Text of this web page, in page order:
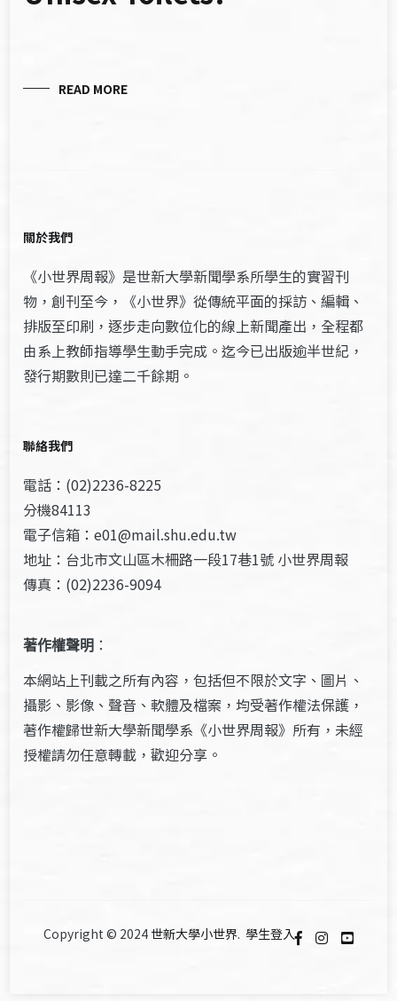
READ MORE
關於我們
《小世界周報》是世新大學新聞學系所學生的實習刊
物，創刊至今，《小世界》從傳統平面的採訪、編輯、
排版至印刷，逐步走向數位化的線上新聞產出，全程都
由系上教師指導學生動手完成。迄今已出版逾半世紀，
發行期數則已達二千餘期。
聯絡我們
電話：(02)2236-8225
分機84113
電子信箱：e01@mail.shu.edu.tw
地址：台北市文山區木柵路一段17巷1號 小世界周報
傳真：(02)2236-9094
著作權聲明 ：
本網站上刊載之所有內容，包括但不限於文字、圖片、
攝影、影像、聲音、軟體及檔案，均受著作權法保護，
著作權歸世新大學新聞學系《小世界周報》所有，未經
授權請勿任意轉載，歡迎分享。
Copyright © 2024 世新大學小世界. 學生登入